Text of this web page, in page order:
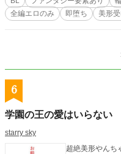
全編エロのみ
即堕ち 美形
6
学園の王の愛はいらない
starry sky
超絶美形やんちゃ猫×